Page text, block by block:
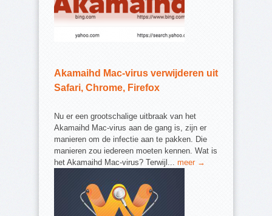
Akamaihd Mac-virus verwijderen uit
Safari, Chrome, Firefox
Nu er een grootschalige uitbraak van het
Akamaihd Mac-virus aan de gang is, zijn er
manieren om de infectie aan te pakken. Die
manieren zou iedereen moeten kennen. Wat is
het Akamaihd Mac-virus? Terwijl... meer →